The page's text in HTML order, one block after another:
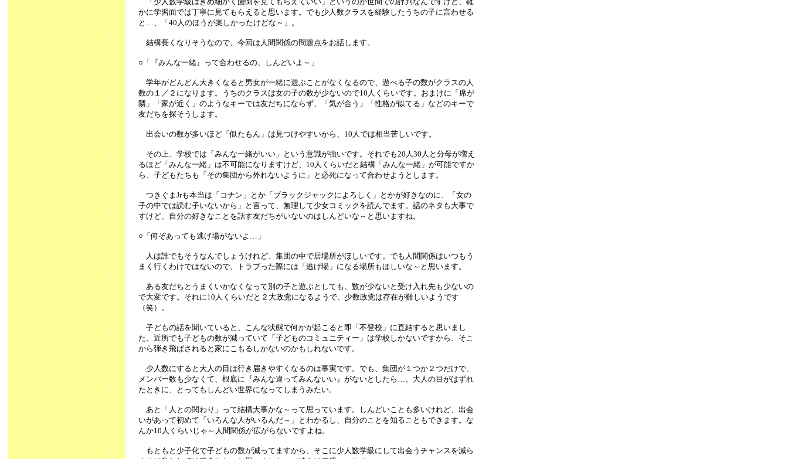
かに学習面では丁寧に見てもらえると思います。でも少人数クラスを経験したうちの子に言わせる
と…、「40人のほうが楽しかったけどな～」。
結構長くなりそうなので、今回は人間関係の問題点をお話します。
○「『みんな一緒』って合わせるの、しんどいよ～」
学年がどんどん大きくなると男女が一緒に遊ぶことがなくなるので、遊べる子の数がクラスの人
数の１／２になります。うちのクラスは女の子の数が少ないので10人くらいです。おまけに「席が
隣」「家が近く」のようなキーでは友だちにならず、「気が合う」「性格が似てる」などのキーで
友だちを探そうします。
出会いの数が多いほど「似たもん」は見つけやすいから、10人では相当苦しいです。
その上、学校では「みんな一緒がいい」という意識が強いです。それでも20人30人と分母が増え
るほど「みんな一緒」は不可能になりますけど、10人くらいだと結構「みんな一緒」が可能ですか
ら、子どもたちも「その集団から外れないように」と必死になって合わせようとします。
つきぐまJrも本当は「コナン」とか「ブラックジャックによろしく」とかが好きなのに、「女の
子の中では読む子いないから」と言って、無理して少女コミックを読んでます。話のネタも大事で
すけど、自分の好きなことを話す友だちがいないのはしんどいな～と思いますね。
○「何ぞあっても逃げ場がないよ…」
人は誰でもそうなんでしょうけれど、集団の中で居場所がほしいです。でも人間関係はいつもう
まく行くわけではないので、トラブった際には「逃げ場」になる場所もほしいな～と思います。
ある友だちとうまくいかなくなって別の子と遊ぶとしても、数が少ないと受け入れ先も少ないの
で大変です。それに10人くらいだと２大政党になるようで、少数政党は存在が難しいようです
（笑）。
子どもの話を聞いていると、こんな状態で何かが起こると即「不登校」に直結すると思いまし
た。近所でも子どもの数が減っていて「子どものコミュニティー」は学校しかないですから、そこ
から弾き飛ばされると家にこもるしかないのかもしれないです。
少人数にすると大人の目は行き届きやすくなるのは事実です。でも、集団が１つか２つだけで、
メンバー数も少なくて、根底に『みんな違ってみんないい』がないとしたら…。大人の目がはずれ
たときに、とってもしんどい世界になってしまうみたい。
あと「人との関わり」って結構大事かな～って思っています。しんどいことも多いけれど、出会
いがあって初めて「いろんな人がいるんだ～」とわかるし、自分のことを知ることもできます。な
んか10人くらいじゃ～人間関係が広がらないですよね。
もともと少子化で子どもの数が減ってますから、そこに少人数学級にして出会うチャンスを減ら